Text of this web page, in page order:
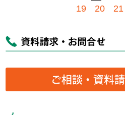
19
20 21